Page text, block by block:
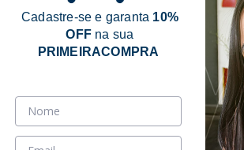
Cadastre-se e garanta 10%
OFF na sua
PRIMEIRACOMPRA